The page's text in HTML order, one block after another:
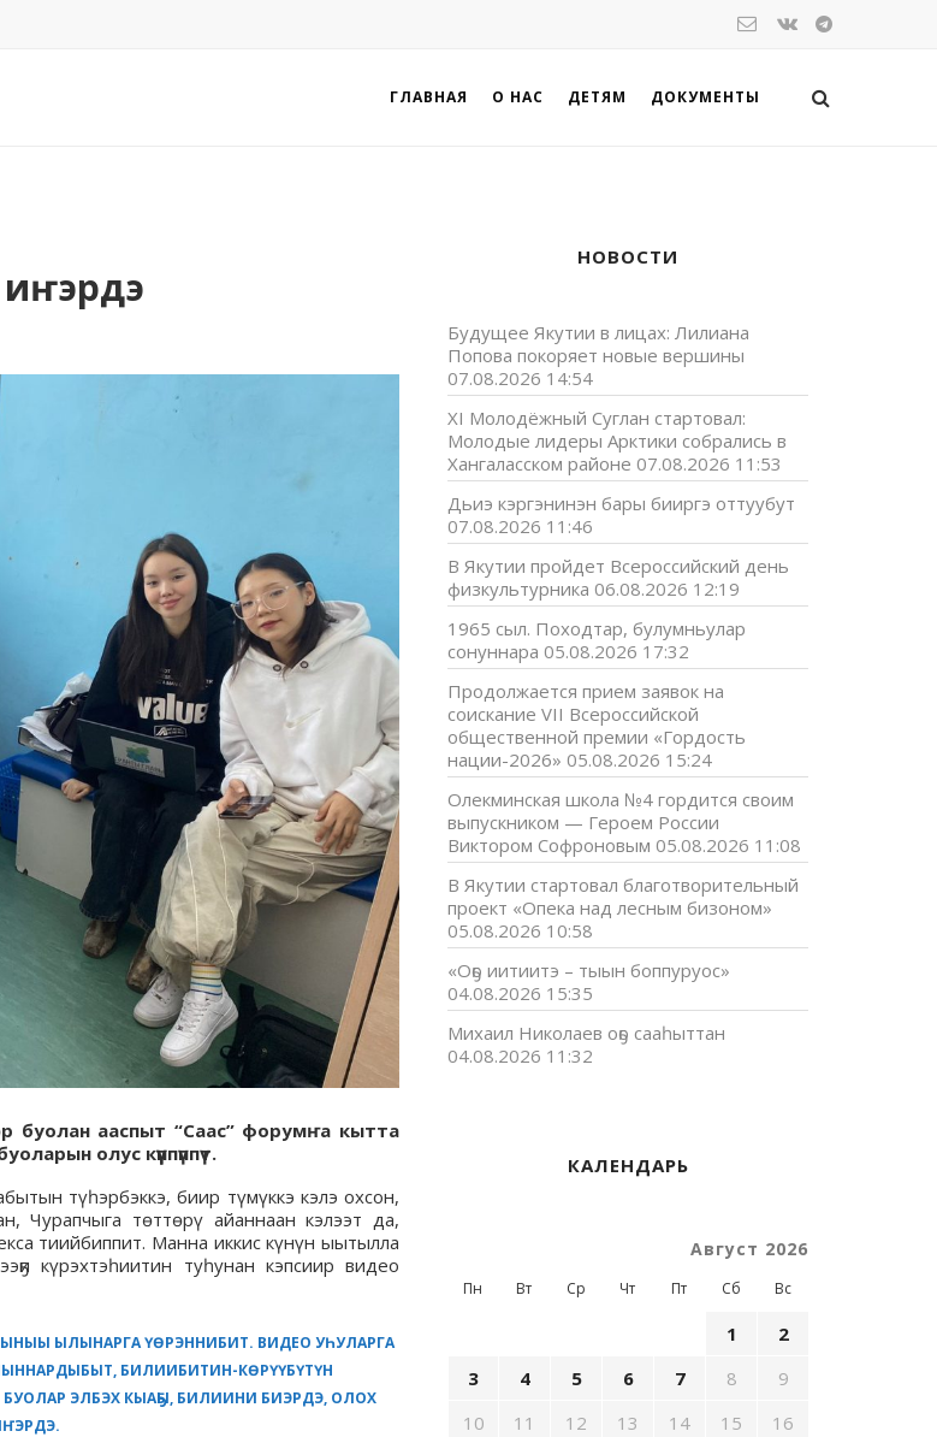
ГЛАВНАЯ О НАС ДЕТЯМ ДОКУМЕНТЫ
иҥэрдэ
буолан ааспыт “Саас” форумҥа кытта
олус күүппүппүт.
түһэрбэккэ, биир түмүккэ кэлэ охсон,
Чурапчыга төттөрү айаннаан кэлээт да,
тиийбиппит. Манна иккис күнүн ыытылла
күрэхтэһиитин туһунан кэпсиир видео
ЫЛЫНАРГА ҮӨРЭННИБИТ. ВИДЕО УҺУЛАРГА
БИЛИИБИТИН-КӨРҮҮБҮТҮН
ЭЛБЭХ КЫАҔЫ, БИЛИИНИ БИЭРДЭ, ОЛОХ
НОВОСТИ
Будущее Якутии в лицах: Лилиана
Попова покоряет новые вершины
07.08.2026 14:54
XI Молодёжный Суглан стартовал:
Молодые лидеры Арктики собрались в
Хангаласском районе 07.08.2026 11:53
Дьиэ кэргэнинэн бары бииргэ оттуубут
07.08.2026 11:46
В Якутии пройдет Всероссийский день
физкультурника 06.08.2026 12:19
1965 сыл. Походтар, булумньулар
сонуннара 05.08.2026 17:32
Продолжается прием заявок на
соискание VII Всероссийской
общественной премии «Гордость
нации-2026» 05.08.2026 15:24
Олекминская школа №4 гордится своим
выпускником — Героем России
Виктором Софроновым 05.08.2026 11:08
В Якутии стартовал благотворительный
проект «Опека над лесным бизоном»
05.08.2026 10:58
«Оҕо иитиитэ – тыын боппуруос»
04.08.2026 15:35
Михаил Николаев оҕо сааһыттан
04.08.2026 11:32
КАЛЕНДАРЬ
Август 2026
Пн Вт Ср Чт Пт Сб Вс
1
2
3
4 5 6 7 8
9
10
11 12 13 14 15
16